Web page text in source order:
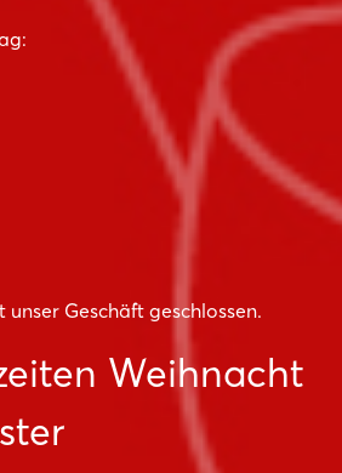
Geschäft geschlossen.
Weihnacht